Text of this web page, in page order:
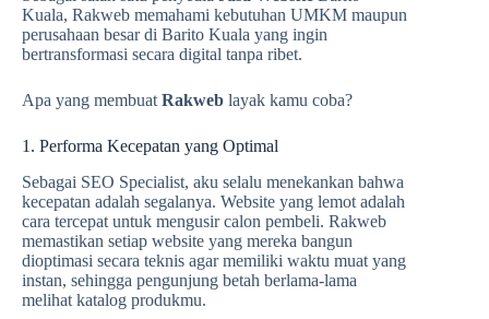
Kuala, Rakweb memahami kebutuhan UMKM maupun
perusahaan besar di Barito Kuala yang ingin
bertransformasi secara digital tanpa ribet.
Apa yang membuat Rakweb layak kamu coba?
1. Performa Kecepatan yang Optimal
Sebagai SEO Specialist, aku selalu menekankan bahwa
kecepatan adalah segalanya. Website yang lemot adalah
cara tercepat untuk mengusir calon pembeli. Rakweb
memastikan setiap website yang mereka bangun
dioptimasi secara teknis agar memiliki waktu muat yang
instan, sehingga pengunjung betah berlama-lama
melihat katalog produkmu.